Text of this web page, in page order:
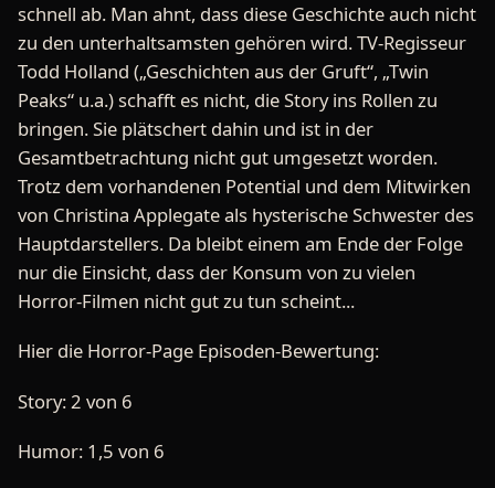
schnell ab. Man ahnt, dass diese Geschichte auch nicht
zu den unterhaltsamsten gehören wird. TV-Regisseur
Todd Holland („Geschichten aus der Gruft“, „Twin
Peaks“ u.a.) schafft es nicht, die Story ins Rollen zu
bringen. Sie plätschert dahin und ist in der
Gesamtbetrachtung nicht gut umgesetzt worden.
Trotz dem vorhandenen Potential und dem Mitwirken
von Christina Applegate als hysterische Schwester des
Hauptdarstellers. Da bleibt einem am Ende der Folge
nur die Einsicht, dass der Konsum von zu vielen
Horror-Filmen nicht gut zu tun scheint...
Hier die Horror-Page Episoden-Bewertung:
Story: 2 von 6
Humor: 1,5 von 6